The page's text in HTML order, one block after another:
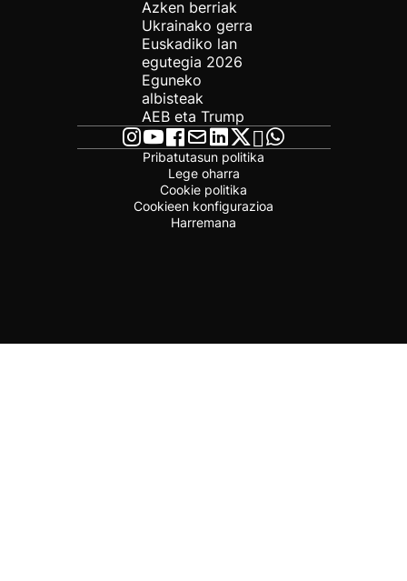
Azken berriak
Ukrainako gerra
Euskadiko lan
egutegia 2026
Eguneko
albisteak
AEB eta Trump
Pribatutasun politika
Lege oharra
Cookie politika
Cookieen konfigurazioa
Harremana